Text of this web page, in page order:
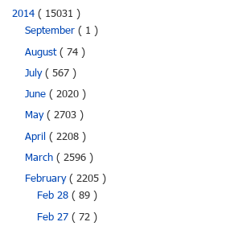
2014 ( 15031 )
September ( 1 )
August( 74 )
July( 567 )
June ( 2020 )
May( 2703 )
April ( 2208 )
March ( 2596 )
February( 2205 )
Feb 28( 89 )
Feb 27( 72 )